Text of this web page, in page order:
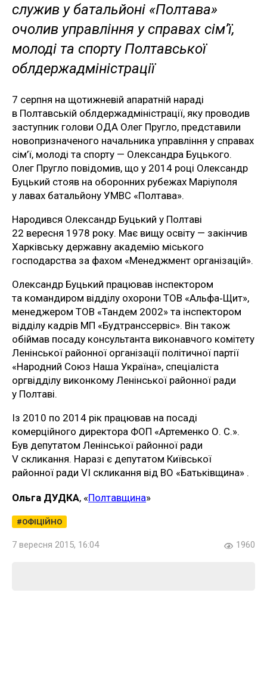
служив у батальйоні «Полтава»
очолив управління у справах сім’ї,
молоді та спорту Полтавської
облдержадміністрації
7 серпня на щотижневій апаратній нараді
в Полтавській облдержадміністрації, яку проводив
заступник голови ОДА Олег Пругло, представили
новопризначеного начальника управління у справах
сім’ї, молоді та спорту — Олександра Буцького.
Олег Пругло повідомив, що у 2014 році Олександр
Буцький стояв на оборонних рубежах Маріуполя
у лавах батальйону УМВС «Полтава».
Народився Олександр Буцький у Полтаві
22 вересня 1978 року. Має вищу освіту — закінчив
Харківську державну академію міського
господарства за фахом «Менеджмент організацій».
Олександр Буцький працював інспектором
та командиром відділу охорони ТОВ «Альфа‑Щит»,
менеджером ТОВ «Тандем 2002» та інспектором
відділу кадрів МП «Будтранссервіс». Він також
обіймав посаду консультанта виконавчого комітету
Ленінської районної організації політичної партії
«Народний Союз Наша Україна», спеціаліста
оргвідділу виконкому Ленінської районної ради
у Полтаві.
Із 2010 по 2014 рік працював на посаді
комерційного директора ФОП «Артеменко О. С.».
Був депутатом Ленінської районної ради
V скликання. Наразі є депутатом Київської
районної ради VІ скликання від ВО «Батьківщина» .
Ольга ДУДКА, «Полтавщина»
ОФІЦІЙНО
7 вересня 2015, 16:04 1960